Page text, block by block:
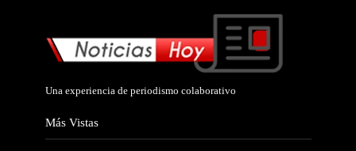
Una experiencia de periodismo colaborativo
Más Vistas